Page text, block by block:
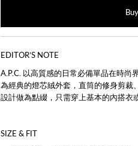
EDITOR’S NOTE
A.P.C. 以高質感的日常必備單品在時尚
為經典的燈芯絨外套，直筒的修身剪裁、
設計做為點綴，只需穿上基本的內搭衣
SIZE & FIT